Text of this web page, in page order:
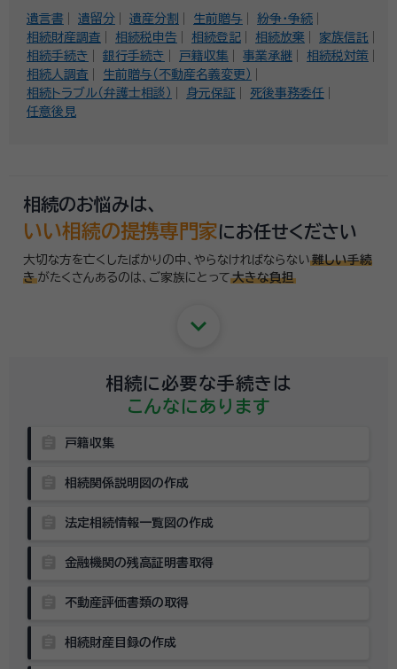
遺言書 遺留分 遺産分割 生前贈与
紛争・争続
相続財産調査
相続税申告 相続登記 相続放棄
家族信託
相続手続き
銀行手続き 戸籍収集 事業承継
相続税対策
相続人調査
生前贈与（不動産名義変更）
相続トラブル（弁護士相談）
身元保証
死後事務委任
任意後見
相続のお悩みは、
いい相続の提携専門家にお任せください
大切な方を亡くしたばかりの中、やらなければならない 難しい手続
き がたくさんあるのは、 ご家族にとって 大きな負担
keyboard_arrow_down
相続に必要な手続きは
こんなにあります
戸籍収集
相続関係説明図の作成
法定相続情報一覧図の作成
金融機関の残高証明書取得
不動産評価書類の取得
相続財産目録の作成